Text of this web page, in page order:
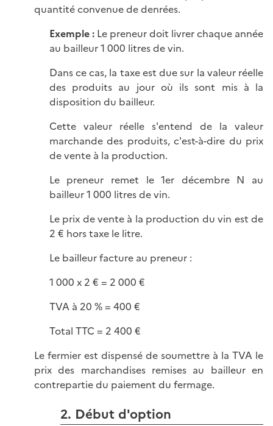
quantité convenue de denrées.
Exemple: Le preneur doit livrer chaque année
au bailleur 1 000 litres de vin.
Dans ce cas, la taxe est due sur la valeur réelle
des produits au jour où ils sont mis à la
disposition du bailleur.
Cette valeur réelle s'entend de la valeur
marchande des produits, c'est-à-dire du prix
de vente à la production.
Le preneur remet le 1er décembre N au
bailleur 1 000 litres de vin.
Le prix de vente à la production du vin est de
2 € hors taxe le litre.
Le bailleur facture au preneur :
1 000 x 2 € = 2 000 €
TVA à 20 % = 400 €
Total TTC = 2 400 €
Le fermier est dispensé de soumettre à la TVA le
prix des marchandises remises au bailleur en
contrepartie du paiement du fermage.
2. Début d'option